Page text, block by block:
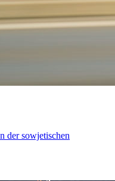
der sowjetischen